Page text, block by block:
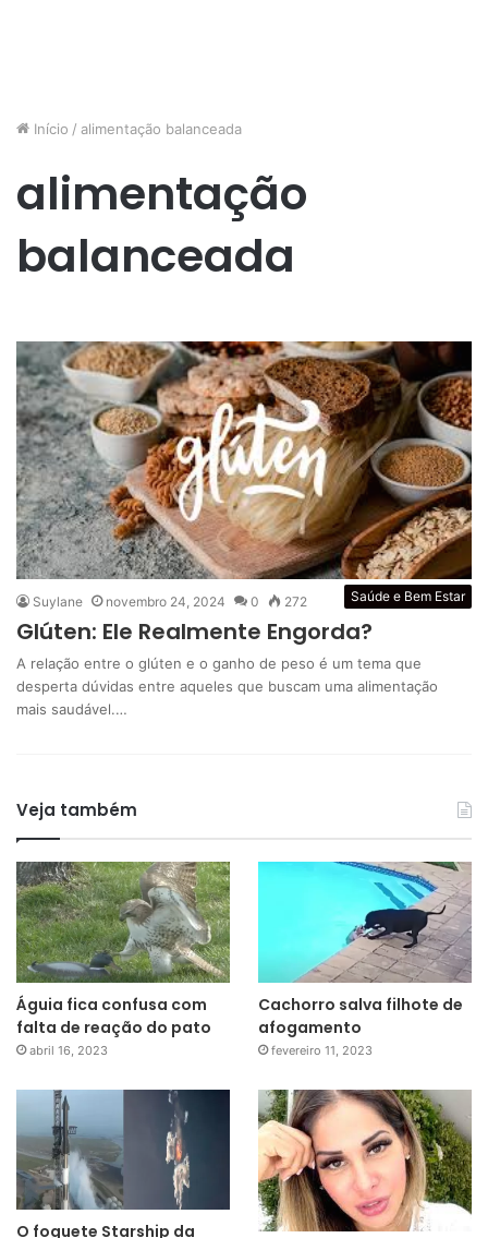
Início / alimentação balanceada
alimentação
balanceada
Saúde e Bem Estar
Suylane novembro 24, 2024 0 272
Glúten: Ele Realmente Engorda?
A relação entre o glúten e o ganho de peso é um tema que
desperta dúvidas entre aqueles que buscam uma alimentação
mais saudável.…
Veja também
Águia fica confusa com
falta de reação do pato
abril 16, 2023
Cachorro salva filhote de
afogamento
fevereiro 11, 2023
O foguete Starship da